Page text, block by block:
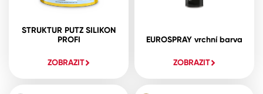
STRUKTUR PUTZ SILIKON
PROFI
ZOBRAZIT
EUROSPRAY vrchní barva
ZOBRAZIT